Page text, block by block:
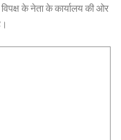
के नेता के कार्यालय की ओर